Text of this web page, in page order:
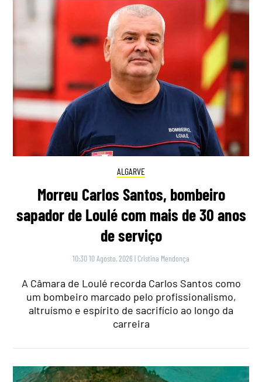
ALGARVE
Morreu Carlos Santos, bombeiro
sapador de Loulé com mais de 30 anos
de serviço
10:30 10 Agosto, 2026 | Cristina Mendonça
A Câmara de Loulé recorda Carlos Santos como
um bombeiro marcado pelo profissionalismo,
altruísmo e espírito de sacrifício ao longo da
carreira